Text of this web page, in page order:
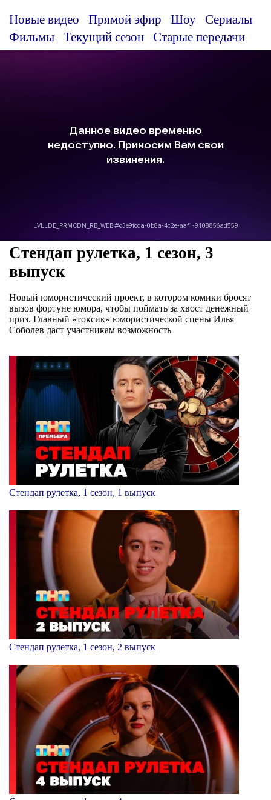
Новые видео Прямой эфир Шоу
Сериалы
Фильмы
Текущий сезон Старые передачи
Стендап рулетка, 1 сезон, 3
выпуск
Новый юмористический проект, в котором комики бросят
вызов фортуне юмора, чтобы поймать за хвост денежный
приз. Главный «токсик» юмористической сцены Илья
Соболев даст участникам возможность
Стендап рулетка, 1 сезон, 1 выпуск
Стендап рулетка, 1 сезон, 2 выпуск